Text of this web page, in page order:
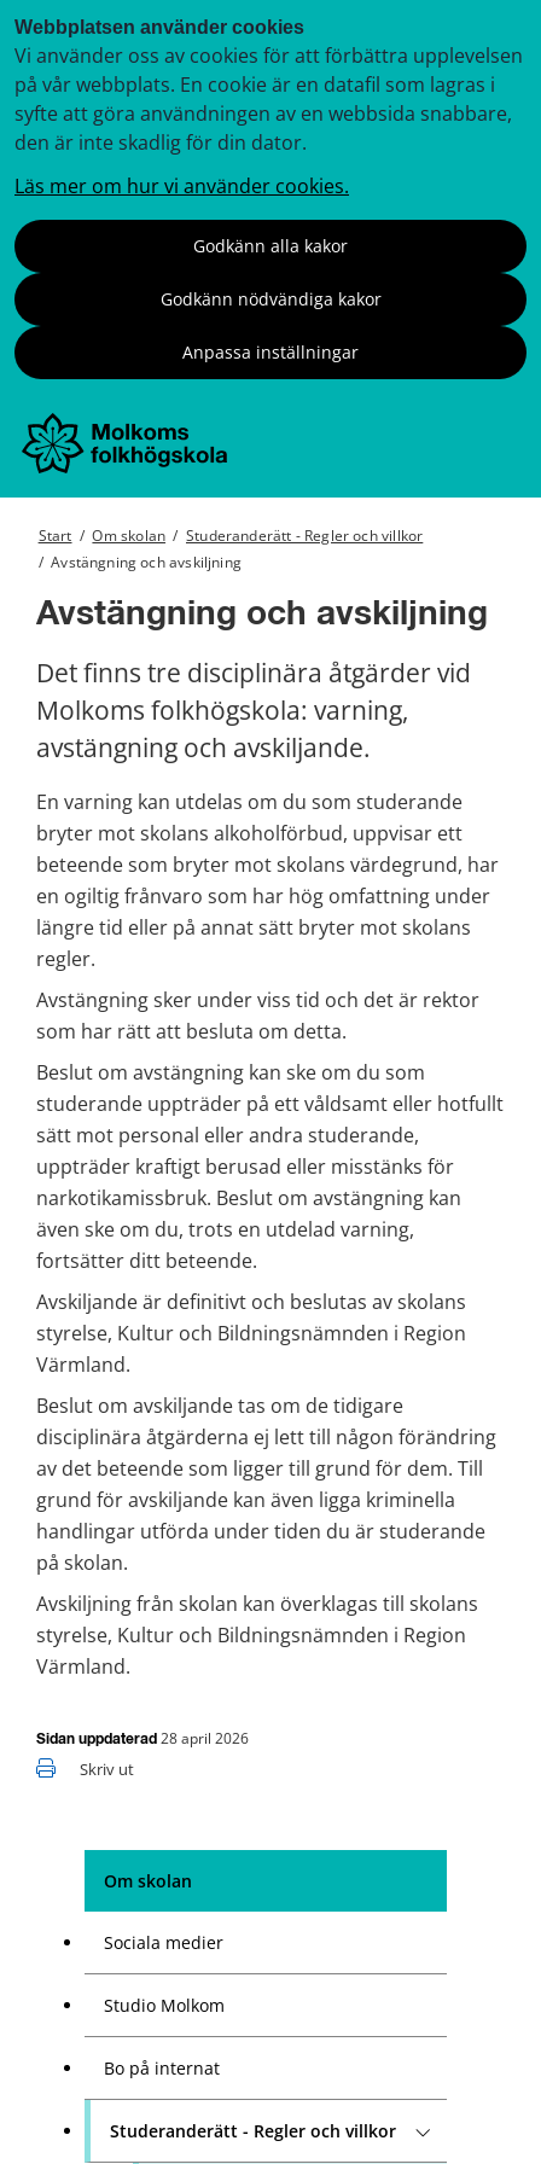
Webbplatsen använder cookies
Vi använder oss av cookies för att förbättra upplevelsen
på vår webbplats. En cookie är en datafil som lagras i
syfte att göra användningen av en webbsida snabbare,
den är inte skadlig för din dator.
Läs mer om hur vi använder cookies.
Godkänn alla kakor
Godkänn nödvändiga kakor
Anpassa inställningar
Start / Om skolan / Studeranderätt - Regler och villkor
/ Avstängning och avskiljning
Om skolan
Sociala medier
Studio Molkom
Bo på internat
Studeranderätt - Regler och villkor
Avstängning och avskiljning
Det finns tre disciplinära åtgärder vid
Molkoms folkhögskola: varning,
avstängning och avskiljande.
En varning kan utdelas om du som studerande
bryter mot skolans alkoholförbud, uppvisar ett
beteende som bryter mot skolans värdegrund, har
en ogiltig frånvaro som har hög omfattning under
längre tid eller på annat sätt bryter mot skolans
regler.
Avstängning sker under viss tid och det är rektor
som har rätt att besluta om detta.
Beslut om avstängning kan ske om du som
studerande uppträder på ett våldsamt eller hotfullt
sätt mot personal eller andra studerande,
uppträder kraftigt berusad eller misstänks för
narkotikamissbruk. Beslut om avstängning kan
även ske om du, trots en utdelad varning,
fortsätter ditt beteende.
Avskiljande är definitivt och beslutas av skolans
styrelse, Kultur och Bildningsnämnden i Region
Värmland.
Beslut om avskiljande tas om de tidigare
disciplinära åtgärderna ej lett till någon förändring
av det beteende som ligger till grund för dem. Till
grund för avskiljande kan även ligga kriminella
handlingar utförda under tiden du är studerande
på skolan.
Avskiljning från skolan kan överklagas till skolans
styrelse, Kultur och Bildningsnämnden i Region
Värmland.
Sidan uppdaterad 28 april 2026
Skriv ut